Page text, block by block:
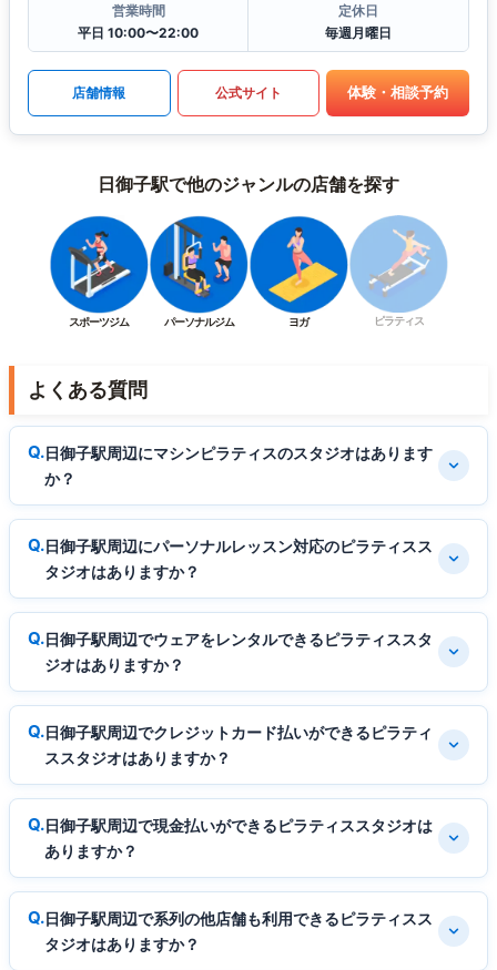
営業時間
平日 10:00〜22:00
定休日
毎週月曜日
店舗情報 公式サイト 体験・相談予約
日御子駅で他のジャンルの店舗を探す
スポーツジム パーソナルジム ヨガ ピラティス
よくある質問
日御子駅周辺にマシンピラティスのスタジオはあります
か？
日御子駅周辺にパーソナルレッスン対応のピラティスス
タジオはありますか？
日御子駅周辺でウェアをレンタルできるピラティススタ
ジオはありますか？
日御子駅周辺でクレジットカード払いができるピラティ
ススタジオはありますか？
日御子駅周辺で現金払いができるピラティススタジオは
ありますか？
日御子駅周辺で系列の他店舗も利用できるピラティスス
タジオはありますか？